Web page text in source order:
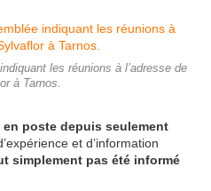
les réunions à l’adresse de
à Tarnos.
en poste depuis seulement
et d’information
simplement pas été informé